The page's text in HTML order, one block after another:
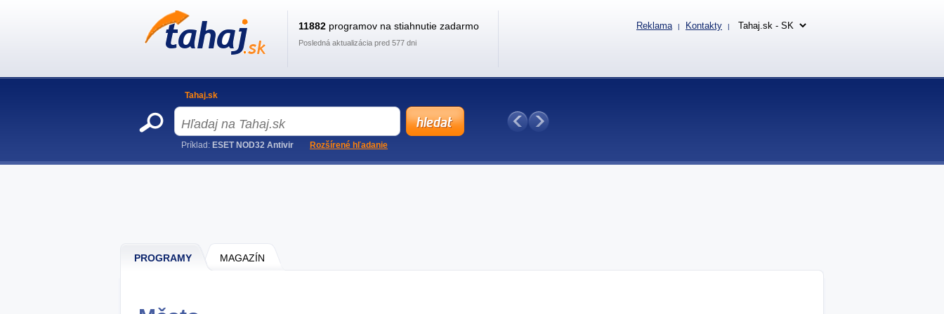
PROGRAMY MAGAZÍN
11882 programov na stiahnutie zadarmo
Posledná aktualizácia pred 577 dni
Reklama | Kontakty |
Tahaj.sk
Príklad: ESET NOD32 Antivir Rozšírené hľadanie